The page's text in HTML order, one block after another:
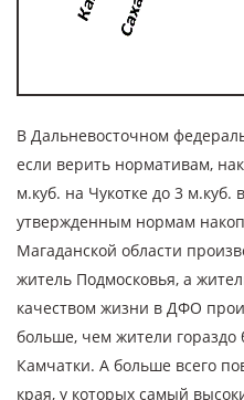
В Дальневосточном
если верить нормативам,
м.куб. на Чукотке до 3 м.куб.
утвержденным нормам
Магаданской области
житель Подмосковья, а
качеством жизни в ДФО
больше, чем жители гораздо
Камчатки. А больше всего
края, у которых самый